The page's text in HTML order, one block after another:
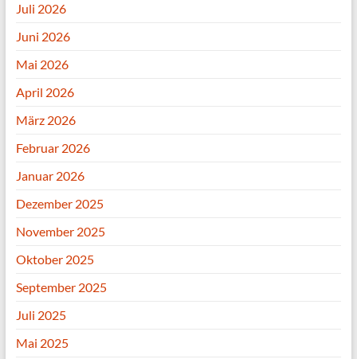
Juli 2026
Juni 2026
Mai 2026
April 2026
März 2026
Februar 2026
Januar 2026
Dezember 2025
November 2025
Oktober 2025
September 2025
Juli 2025
Mai 2025